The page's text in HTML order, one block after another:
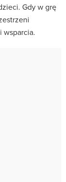
Gdy w grę
wsparcia.